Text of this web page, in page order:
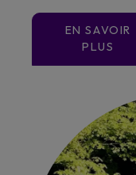
EN SAVOIR
PLUS